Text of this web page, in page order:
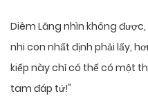
Diêm Lăng nhìn không
nhi con nhất định phải lấy,
kiếp này chỉ có thể có một
tam đáp tứ!"